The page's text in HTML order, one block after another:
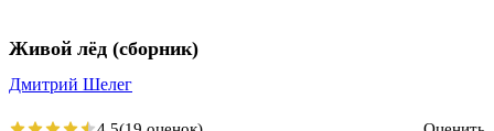
Живой лёд (сборник)
Дмитрий Шелег